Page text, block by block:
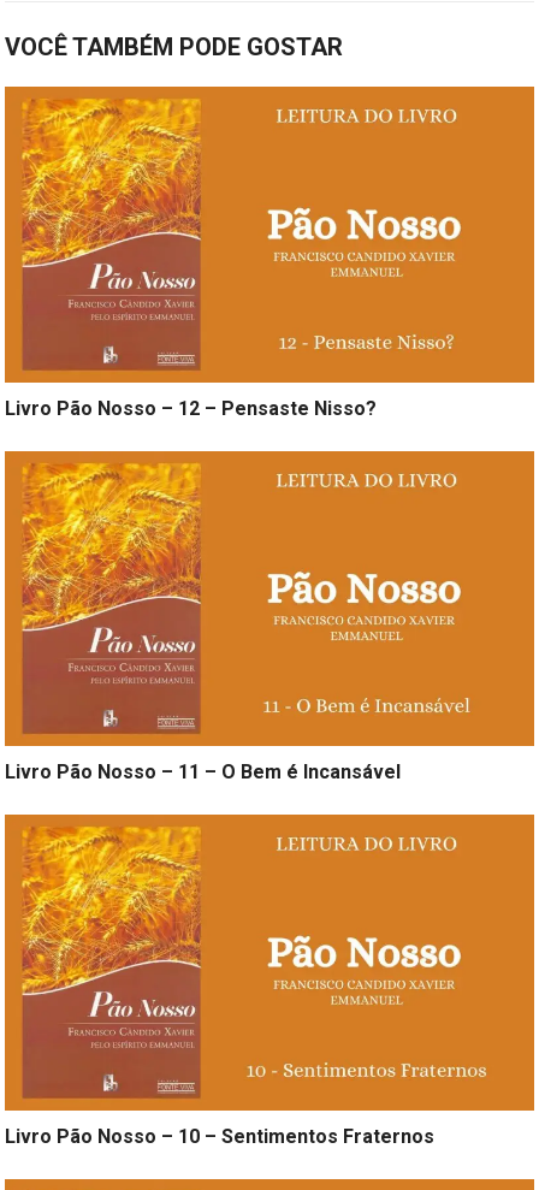
VOCÊ TAMBÉM PODE GOSTAR
Livro Pão Nosso – 12 – Pensaste Nisso?
Livro Pão Nosso – 11 – O Bem é Incansável
Livro Pão Nosso – 10 – Sentimentos Fraternos